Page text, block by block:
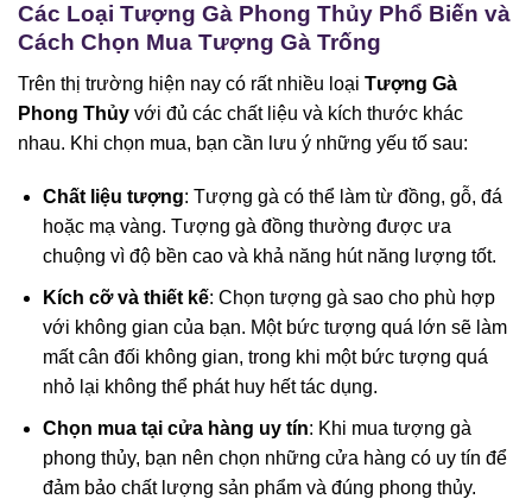
Các Loại Tượng Gà Phong Thủy Phổ Biến và
Cách Chọn Mua Tượng Gà Trống
Trên thị trường hiện nay có rất nhiều loại Tượng Gà
Phong Thủy với đủ các chất liệu và kích thước khác
nhau. Khi chọn mua, bạn cần lưu ý những yếu tố sau:
Chất liệu tượng: Tượng gà có thể làm từ đồng, gỗ, đá
hoặc mạ vàng. Tượng gà đồng thường được ưa
chuộng vì độ bền cao và khả năng hút năng lượng tốt.
Kích cỡ và thiết kế: Chọn tượng gà sao cho phù hợp
với không gian của bạn. Một bức tượng quá lớn sẽ làm
mất cân đối không gian, trong khi một bức tượng quá
nhỏ lại không thể phát huy hết tác dụng.
Chọn mua tại cửa hàng uy tín: Khi mua tượng gà
phong thủy, bạn nên chọn những cửa hàng có uy tín để
đảm bảo chất lượng sản phẩm và đúng phong thủy.